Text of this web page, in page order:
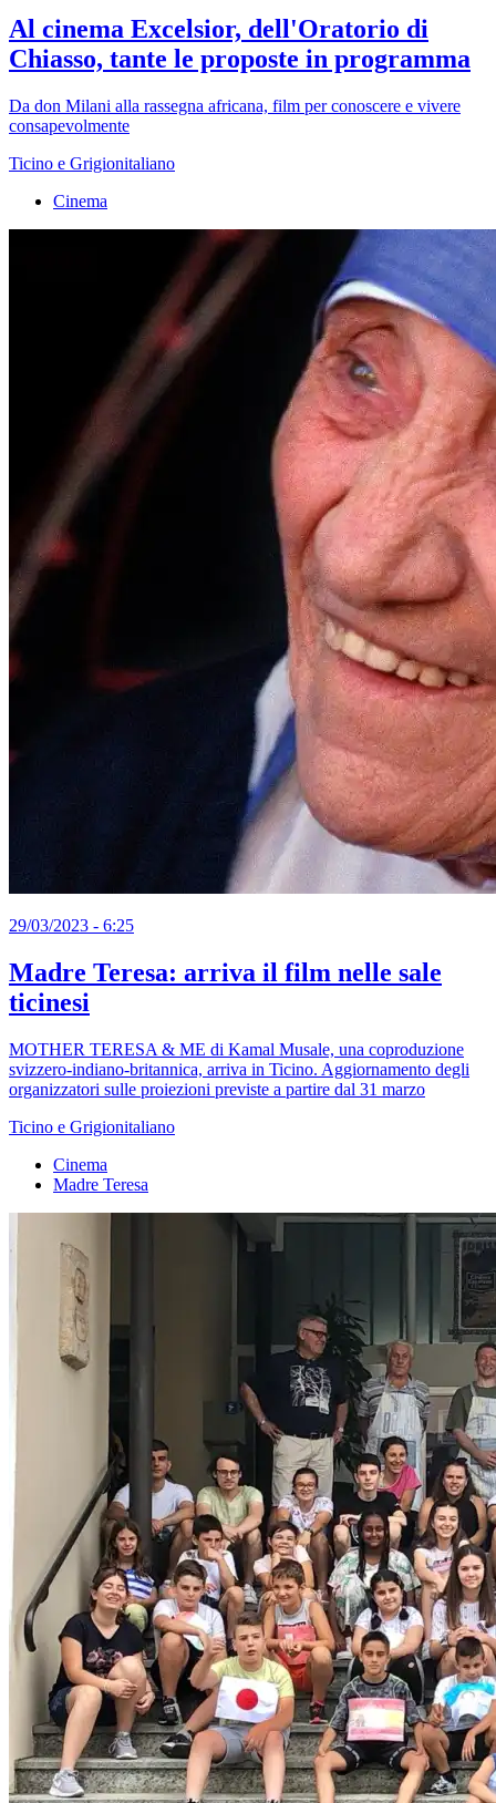
Al cinema Excelsior, dell'Oratorio di
Chiasso, tante le proposte in programma
Da don Milani alla rassegna africana, film per conoscere e vivere
consapevolmente
Ticino e Grigionitaliano
Cinema
29/03/2023 - 6:25
Madre Teresa: arriva il film nelle sale
ticinesi
MOTHER TERESA & ME di Kamal Musale, una coproduzione
svizzero-indiano-britannica, arriva in Ticino. Aggiornamento degli
organizzatori sulle proiezioni previste a partire dal 31 marzo
Ticino e Grigionitaliano
Cinema
Madre Teresa